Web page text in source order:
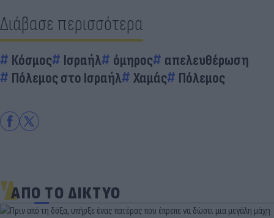
Διάβασε περισσότερα
Κόσμος Ισραήλ όμηρος
απελευθέρωση
Πόλεμος στο Ισραήλ
Χαμάς Πόλεμος
ΑΠΟ ΤΟ ΔΙΚΤΥΟ